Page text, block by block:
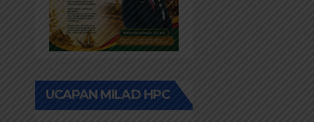
UCAPAN MILAD HPC